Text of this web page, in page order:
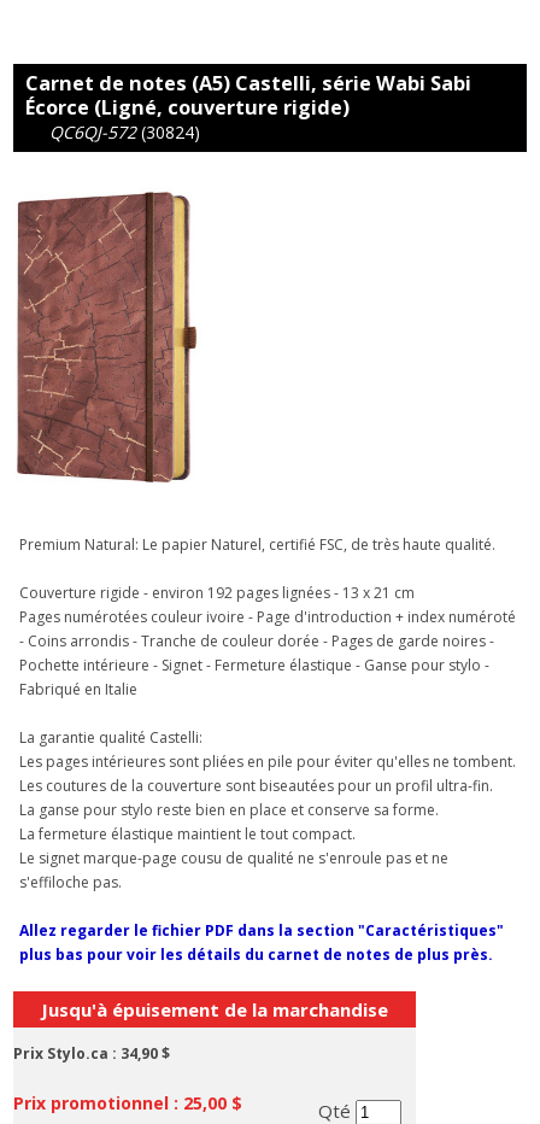
Carnet de notes (A5) Castelli, série Wabi Sabi
Écorce (Ligné, couverture rigide)
QC6QJ-572 (30824)
Premium Natural: Le papier Naturel, certifié FSC, de très haute qualité.
Couverture rigide - environ 192 pages lignées - 13 x 21 cm
Pages numérotées couleur ivoire - Page d'introduction + index numéroté
- Coins arrondis - Tranche de couleur dorée - Pages de garde noires -
Pochette intérieure - Signet - Fermeture élastique - Ganse pour stylo -
Fabriqué en Italie
La garantie qualité Castelli:
Les pages intérieures sont pliées en pile pour éviter qu'elles ne tombent.
Les coutures de la couverture sont biseautées pour un profil ultra-fin.
La ganse pour stylo reste bien en place et conserve sa forme.
La fermeture élastique maintient le tout compact.
Le signet marque-page cousu de qualité ne s'enroule pas et ne
s'effiloche pas.
Allez regarder le fichier PDF dans la section "Caractéristiques"
plus bas pour voir les détails du carnet de notes de plus près.
Jusqu'à épuisement de la marchandise
Prix Stylo.ca : 34,90 $
Prix promotionnel : 25,00 $ Qté